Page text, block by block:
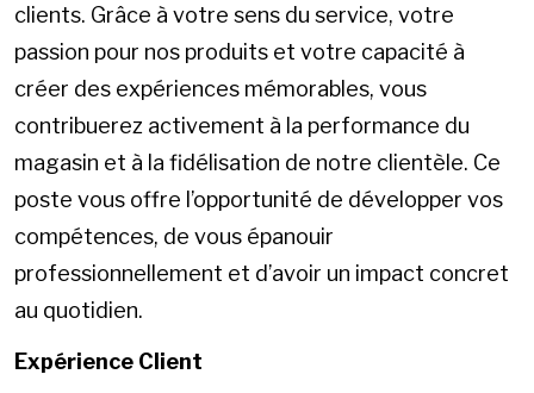
clients. Grâce à votre sens du service, votre
passion pour nos produits et votre capacité à
créer des expériences mémorables, vous
contribuerez activement à la performance du
magasin et à la fidélisation de notre clientèle. Ce
poste vous offre l’opportunité de développer vos
compétences, de vous épanouir
professionnellement et d’avoir un impact concret
au quotidien.
Expérience Client